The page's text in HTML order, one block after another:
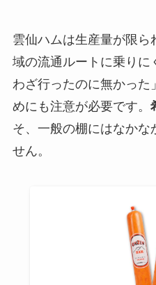
雲仙ハムは生産量が限
域の流通ルートに乗りに
わざ行ったのに無かった
めにも注意が必要です。
そ、一般の棚にはなかな
せん。